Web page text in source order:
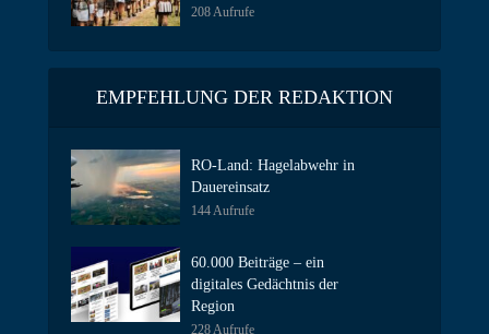
208 Aufrufe
EMPFEHLUNG DER REDAKTION
RO-Land: Hagelabwehr in
Dauereinsatz
144 Aufrufe
60.000 Beiträge – ein
digitales Gedächtnis der
Region
228 Aufrufe